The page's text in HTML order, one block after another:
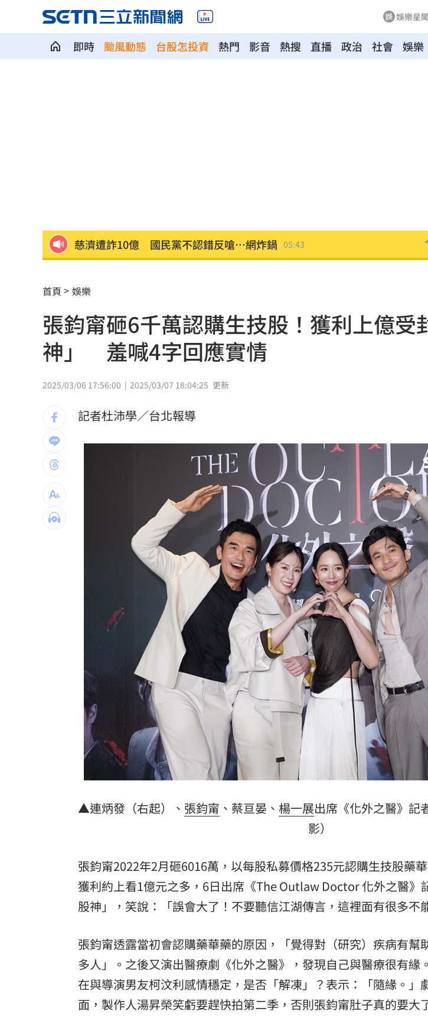
娛樂星聞
即時 颱風動態 台股怎投資 熱門 影音 熱搜 直播 政治 社會 娛樂
就業意外爆冷！那指漲342點 標普500新高
解散統促黨？他曝翁曉玲一招：恐白忙一場 04:58
疫苗真相！蔣萬安嗆一句 謝金河痛心發聲
股災這8檔規模逆勢創高 它最猛成長逾10%
爆掛表妹當小三！表姊擅貼IG下場慘了
半導體與綠能雙箭頭！ 「它」霸氣狂賺 04:04
華許9月升息？ING：匯市在他與戰爭間拉鋸 03:10
老後離婚財產怎麼分？ 丈夫退休金拒分
「這餐飲集團」擺脫陰霾！上半年營收創高 03:06
賓士S500擋浩劫！車主這話暖哭全網 01:53
台股暴跌誰最能扛 高含金這幾檔繳正報酬 01:45
Q2獲利年增221% 愛普*EPS衝4.18元！ 01:20
台灣彩券開獎直播中 20:31
LIVE三立+24小時直播 15:27
三立iNEWS新聞台線上直播 18:00
台彩父親節推新刮刮樂千萬頭獎超「爸」氣 12:00
商場戰國來臨 台中「頂奢大道」逐漸成形 12:00
「拍片人的多重宇宙」職涯論壇9/12登場！ 10:30
首頁 娛樂
張鈞甯砸6千萬認購生技股！獲利上億受
神」 羞喊4字回應實情
2025/03/06 17:56:00 2025/03/07 18:04:25 更新
記者杜沛學／台北報導
▲連炳發（右起）、 張鈞甯 、蔡亘晏、 楊一展出席《化外之醫》記
影）
張鈞甯2022年2月砸6016萬，以每股私募價格235元認購生技股藥
獲利約上看1億元之多，6日出席《The Outlaw Doctor 化外之醫》
股神」，笑說：「誤會大了！不要聽信江湖傳言，這裡面有很多不
張鈞甯透露當初會認購藥華藥的原因，「覺得對（研究）疾病有幫
多人」。之後又演出醫療劇《化外之醫》，發現自己與醫療很有緣
在與導演男友柯汶利感情穩定，是否「解凍」？表示：「隨緣。」
面，製作人湯昇榮笑虧要趕快拍第二季，否則張鈞甯肚子真的要大